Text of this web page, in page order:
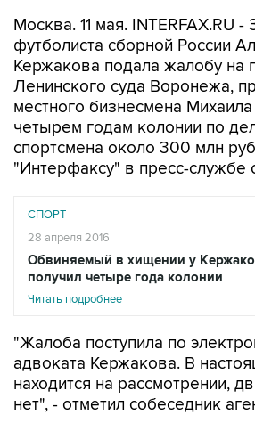
Москва. 11 мая. INTERFAX.RU -
футболиста сборной России
Кержакова подала жалобу на
Ленинского суда Воронежа,
местного бизнесмена
четырем годам колонии по
спортсмена около 300 млн
"Интерфаксу" в пресс-службе
СПОРТ
28 апреля 2016
Обвиняемый в хищении у
получил четыре года колонии
Читать подробнее
"Жалоба поступила по
адвоката Кержакова. В
находится на рассмотрении,
нет", - отметил собеседник